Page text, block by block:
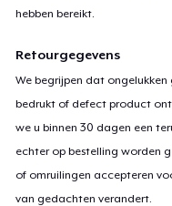
hebben bereikt.
Retourgegevens
We begrijpen dat ongelukken
bedrukt of defect product
we u binnen 30 dagen een
echter op bestelling worden
of omruilingen accepteren
van gedachten verandert.